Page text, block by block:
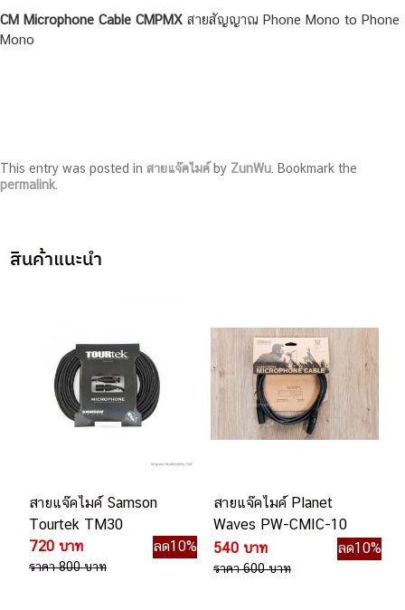
CM Microphone Cable CMPMX สายสัญญาณ Phone Mono to Phone
Mono
This entry was posted in สายแจ๊คไมค์ by ZunWu. Bookmark the
permalink.
สินค้าแนะนำ
สายแจ๊คไมค์ Samson
Tourtek TM30
720 บาท
ลด10%
ราคา 800 บาท
สายแจ๊คไมค์ Planet
Waves PW-CMIC-10
10ft 3 เมตร XLR//2
540 บาท ลด10%
ราคา 600 บาท